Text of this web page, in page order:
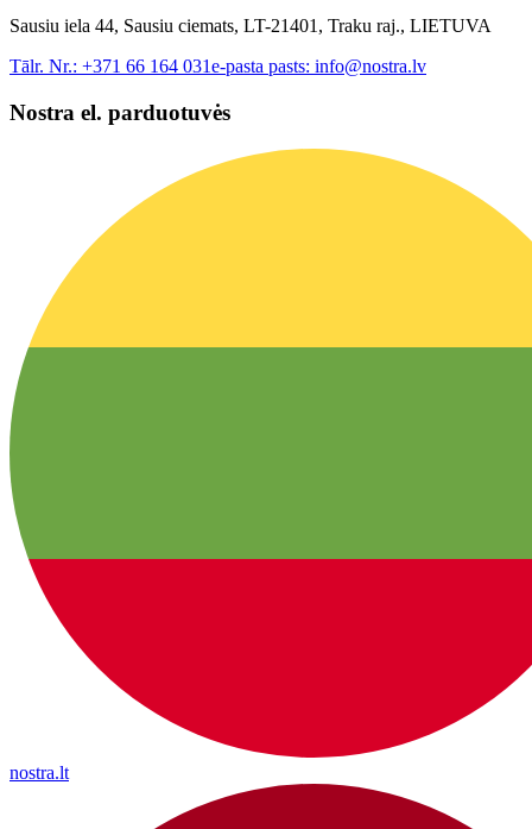
Sausiu iela 44, Sausiu ciemats, LT-21401, Traku raj., LIETUVA
Tālr. Nr.: +371 66 164 031e-pasta pasts: info@nostra.lv
Nostra el. parduotuvės
nostra.lt